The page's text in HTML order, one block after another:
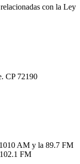
con la Ley
CP 72190
AM y la 89.7 FM
FM